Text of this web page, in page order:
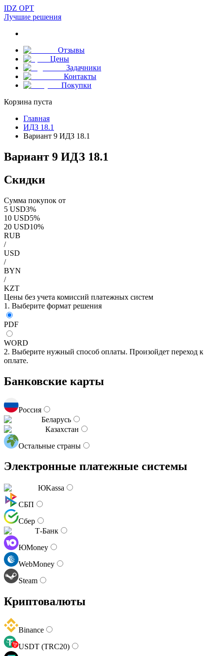
IDZ OPT
Лучшие решения
Отзывы
Цены
Задачники
Контакты
Покупки
Корзина пуста
Главная
ИДЗ 18.1
Вариант 9 ИДЗ 18.1
Вариант 9 ИДЗ 18.1
Скидки
Сумма покупок от
5 USD3%
10 USD5%
20 USD10%
RUB
/
USD
/
BYN
/
KZT
Цены без учета комиссий платежных систем
1. Выберите формат решения
PDF
WORD
2. Выберите нужный способ оплаты. Произойдет переход к
оплате.
Банковские карты
Россия
Беларусь
Казахстан
Остальные страны
Электронные платежные системы
ЮKassa
СБП
Сбер
Т-Банк
ЮMoney
WebMoney
Steam
Криптовалюты
Binance
USDT (TRC20)